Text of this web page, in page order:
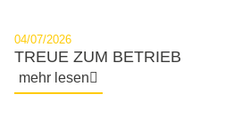
04/07/2026
TREUE ZUM BETRIEB
mehr lesen